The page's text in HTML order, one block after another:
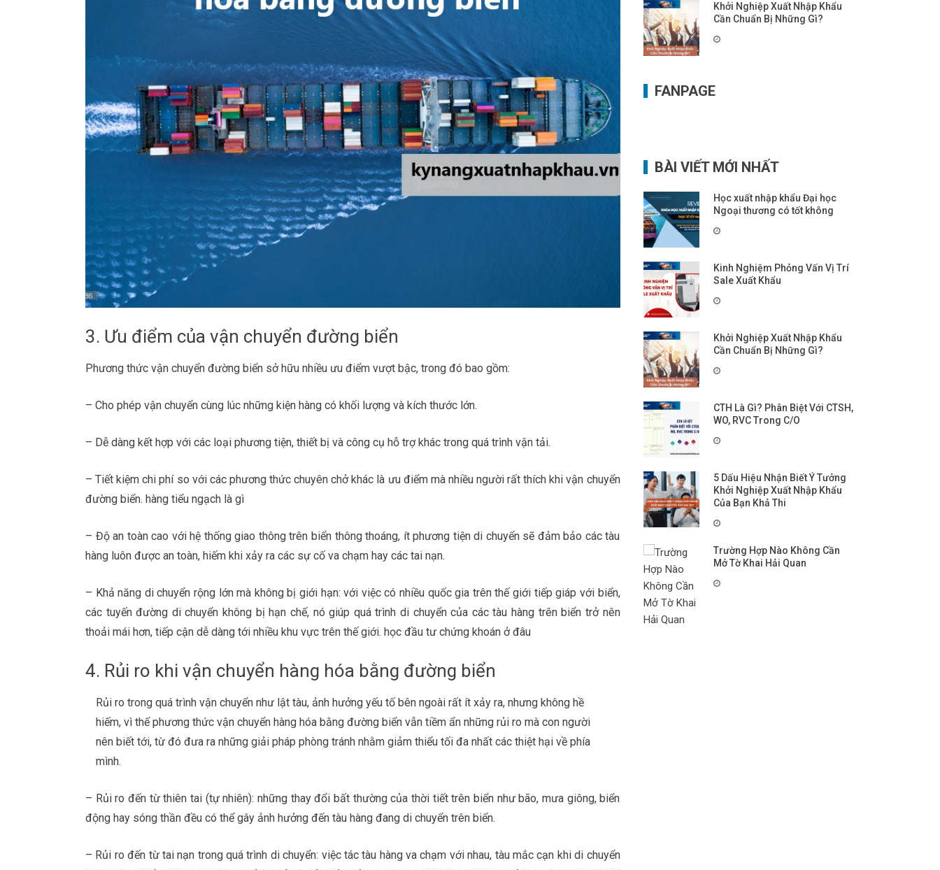
3. Ưu điểm của vận chuyển đường biển
Phương thức vận chuyển đường biển sở hữu nhiều ưu điểm vượt bậc, trong đó bao gồm:
– Cho phép vận chuyển cùng lúc những kiện hàng có khối lượng và kích thước lớn.
– Dễ dàng kết hợp với các loại phương tiện, thiết bị và công cụ hỗ trợ khác trong quá trình vận tải.
– Tiết kiệm chi phí so với các phương thức chuyên chở khác là ưu điểm mà nhiều người rất thích khi vận chuyển
đường biển. hàng tiểu ngạch là gì
– Độ an toàn cao với hệ thống giao thông trên biển thông thoáng, ít phương tiện di chuyển sẽ đảm bảo các tàu
hàng luôn được an toàn, hiếm khi xảy ra các sự cố va chạm hay các tai nạn.
– Khả năng di chuyển rộng lớn mà không bị giới hạn: với việc có nhiều quốc gia trên thế giới tiếp giáp với biển,
các tuyến đường di chuyển không bị hạn chế, nó giúp quá trình di chuyển của các tàu hàng trên biển trở nên
thoải mái hơn, tiếp cận dễ dàng tới nhiều khu vực trên thế giới. học đầu tư chứng khoán ở đâu
4. Rủi ro khi vận chuyển hàng hóa bằng đường biển
Rủi ro trong quá trình vận chuyển như lật tàu, ảnh hưởng yếu tố bên ngoài rất ít xảy ra, nhưng không hề
hiếm, vì thế phương thức vận chuyển hàng hóa bằng đường biển vẫn tiềm ẩn những rủi ro mà con người
nên biết tới, từ đó đưa ra những giải pháp phòng tránh nhằm giảm thiểu tối đa nhất các thiệt hại về phía
mình.
– Rủi ro đến từ thiên tai (tự nhiên): những thay đổi bất thường của thời tiết trên biển như bão, mưa giông, biển
động hay sóng thần đều có thể gây ảnh hưởng đến tàu hàng đang di chuyển trên biển.
– Rủi ro đến từ tai nạn trong quá trình di chuyển: việc tác tàu hàng va chạm với nhau, tàu mắc cạn khi di chuyển
Khởi Nghiệp Xuất Nhập Khẩu
Cần Chuẩn Bị Những Gì?
FANPAGE
BÀI VIẾT MỚI NHẤT
Học xuất nhập khẩu Đại học
Ngoại thương có tốt không
Kinh Nghiệm Phỏng Vấn Vị Trí
Sale Xuất Khẩu
Khởi Nghiệp Xuất Nhập Khẩu
Cần Chuẩn Bị Những Gì?
CTH Là Gì? Phân Biệt Với CTSH,
WO, RVC Trong C/O
5 Dấu Hiệu Nhận Biết Ý Tưởng
Khởi Nghiệp Xuất Nhập Khẩu
Của Bạn Khả Thi
Trường Hợp Nào Không Cần
Mở Tờ Khai Hải Quan